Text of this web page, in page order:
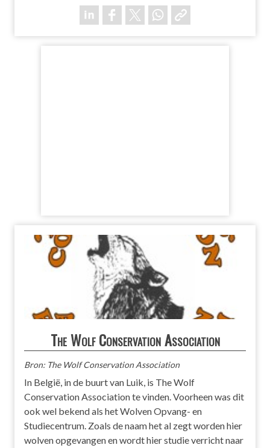
The Wolf Conservation Association
Bron: The Wolf Conservation Association
In België, in de buurt van Luik, is The Wolf
Conservation Association te vinden. Voorheen was dit
ook wel bekend als het Wolven Opvang- en
Studiecentrum. Zoals de naam het al zegt worden hier
wolven opgevangen en wordt hier studie verricht naar